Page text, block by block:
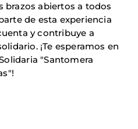
brazos abiertos a todos
de esta experiencia
y contribuye a
¡Te esperamos en
"Santomera